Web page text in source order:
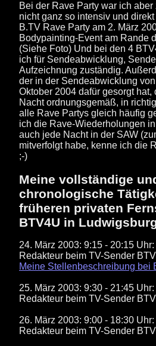
Bei der Rave Party war ich
nicht ganz so intensiv und
B.TV Rave Party am 2. März
Bodypainting-Event am Rande
(Siehe Foto) Und bei den 4
ich für Sendeabwicklung,
Aufzeichnung zuständig.
der in der Sendeabwicklung
Oktober 2004 dafür gesorgt
Nacht ordnungsgemäß, in
alle Rave Partys gleich häufig
ich die Rave-Wiederholungen
auch jede Nacht in der SAW
mitverfolgt habe, kenne ich die
;-)
Meine vollständige
chronologische
früheren privaten
BTV4U in
24. März 2003: 9:15 - 20:15
Redakteur beim TV-Sender
Meine Stellenbeschreibung bei
25. März 2003: 9:30 - 21:45
Redakteur beim TV-Sender
26. März 2003: 9:00 - 18:30
Redakteur beim TV-Sender